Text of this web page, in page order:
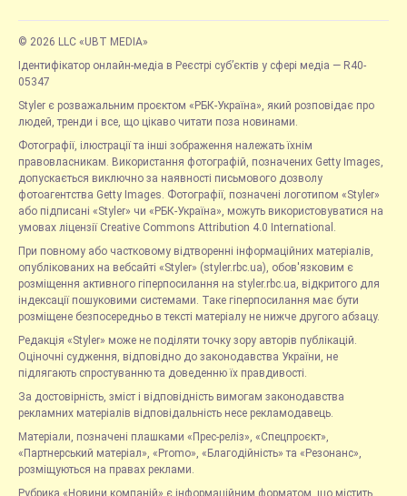
© 2026 LLC «UBT MEDIA»
Ідентифікатор онлайн-медіа в Реєстрі суб’єктів у сфері медіа — R40-
05347
Styler є розважальним проєктом «РБК-Україна», який розповідає про
людей, тренди і все, що цікаво читати поза новинами.
Фотографії, ілюстрації та інші зображення належать їхнім
правовласникам. Використання фотографій, позначених Getty Images,
допускається виключно за наявності письмового дозволу
фотоагентства Getty Images. Фотографії, позначені логотипом «Styler»
або підписані «Styler» чи «РБК-Україна», можуть використовуватися на
умовах ліцензії Creative Commons Attribution 4.0 International.
При повному або частковому відтворенні інформаційних матеріалів,
опублікованих на вебсайті «Styler» (styler.rbc.ua), обов'язковим є
розміщення активного гіперпосилання на styler.rbc.ua, відкритого для
індексації пошуковими системами. Таке гіперпосилання має бути
розміщене безпосередньо в тексті матеріалу не нижче другого абзацу.
Редакція «Styler» може не поділяти точку зору авторів публікацій.
Оціночні судження, відповідно до законодавства України, не
підлягають спростуванню та доведенню їх правдивості.
За достовірність, зміст і відповідність вимогам законодавства
рекламних матеріалів відповідальність несе рекламодавець.
Матеріали, позначені плашками «Прес-реліз», «Спецпроєкт»,
«Партнерський матеріал», «Promo», «Благодійність» та «Резонанс»,
розміщуються на правах реклами.